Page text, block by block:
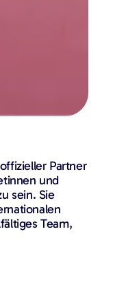
Partner
und
sein. Sie
Team,